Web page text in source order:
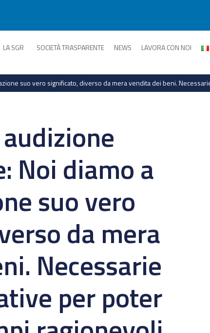
LA SGR SOCIETÀ TRASPARENTE NEWS LAVORA CON NOI
suo vero significato, diverso da mera vendita dei beni.
Noi diamo a
suo vero
da mera
Necessarie
per poter